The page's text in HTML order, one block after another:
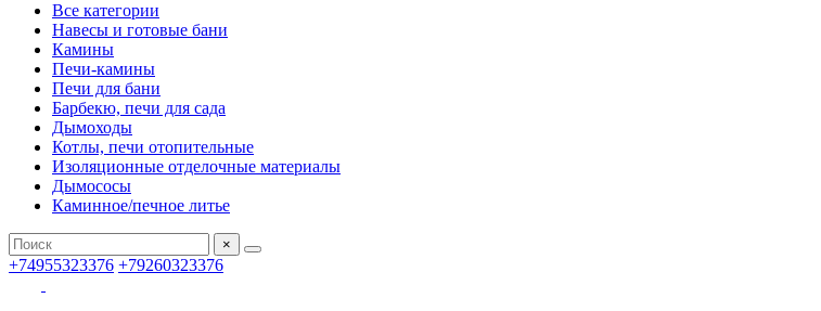
Все категории
Навесы и готовые бани
Камины
Печи-камины
Печи для бани
Барбекю, печи для сада
Дымоходы
Котлы, печи отопительные
Изоляционные отделочные материалы
Дымососы
Каминное/печное литье
×
+74955323376 +79260323376